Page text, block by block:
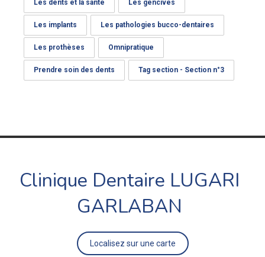
Les dents et la santé Les gencives
Les implants Les pathologies bucco-dentaires
Les prothèses Omnipratique
Prendre soin des dents Tag section - Section n°3
Clinique Dentaire LUGARI
GARLABAN
Localisez sur une carte